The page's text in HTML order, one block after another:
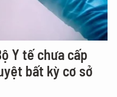
Y tế chưa cấp
bất kỳ cơ sở